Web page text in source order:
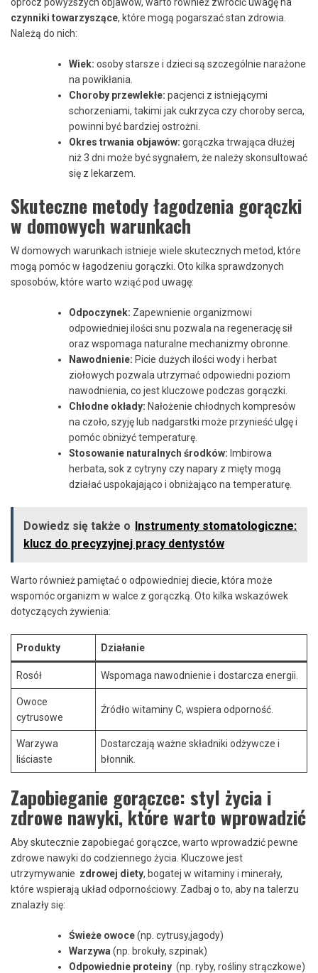
czynniki⁤ towarzyszące, które​ mogą pogarszać stan zdrowia.
Należą do nich:
Wiek: osoby starsze i dzieci są szczególnie⁤ narażone
⁣na powikłania.
Choroby​ przewlekłe: pacjenci z istniejącymi
schorzeniami,⁣ takimi ⁤jak cukrzyca⁣ czy choroby ⁣serca,
powinni być bardziej⁣ ostrożni.
Okres ​trwania objawów: gorączka trwająca dłużej
niż 3 dni może być sygnałem, że należy skonsultować
się z lekarzem.
Skuteczne ‍metody łagodzenia gorączki
w​ domowych⁤ warunkach
W domowych warunkach istnieje wiele skutecznych metod, które
‌mogą pomóc ​w łagodzeniu gorączki. Oto kilka sprawdzonych
⁣sposobów, które warto wziąć pod⁢ uwagę:
Odpoczynek: Zapewnienie organizmowi
odpowiedniej ilości ⁣snu pozwala na regenerację sił
⁤oraz wspomaga naturalne​ mechanizmy obronne.
Nawodnienie: Picie⁢ dużych ilości wody i herbat
ziołowych pozwala ⁤utrzymać odpowiedni poziom
nawodnienia, co jest kluczowe podczas gorączki.
Chłodne okłady: Nałożenie chłodnych‍ kompresów
na czoło, szyję lub nadgarstki⁤ może przynieść ulgę‍ i
pomóc obniżyć temperaturę.
Stosowanie naturalnych ​środków: Imbirowa
herbata, sok z⁤ cytryny czy napary z mięty mogą
działać uspokajająco i obniżająco na temperaturę.
Dowiedz się także o Instrumenty stomatologiczne:
klucz do precyzyjnej pracy dentystów
Warto również pamiętać o odpowiedniej diecie, która może‍
wspomóc organizm w walce z gorączką. Oto kilka wskazówek
‌dotyczących żywienia:
Produkty Działanie
Rosół Wspomaga nawodnienie i dostarcza energii.
Owoce ​
cytrusowe
Źródło witaminy C, wspiera⁣ odporność.
Warzywa
liściaste
Dostarczają ważne składniki odżywcze i
błonnik.
Zapobieganie gorączce: styl​ życia⁢ i ​
zdrowe⁣ nawyki, ‍które warto ​wprowadzić
Aby skutecznie zapobiegać gorączce,​ warto‍ wprowadzić pewne
zdrowe ‍nawyki do codziennego życia. Kluczowe jest
utrzymywanie ⁤ zdrowej diety, ‍bogatej w witaminy i minerały,
‌które wspierają ‍układ odpornościowy. Zadbaj o ‍to, aby na talerzu
‍znalazły się:
Świeże​ owoce(np. ⁣cytrusy,jagody)
Warzywa ⁢(np. brokuły, szpinak)
Odpowiednie proteiny ⁤ (np. ryby, ⁣rośliny strączkowe)